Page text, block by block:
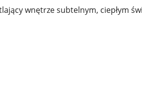
wnętrze subtelnym, ciepłym